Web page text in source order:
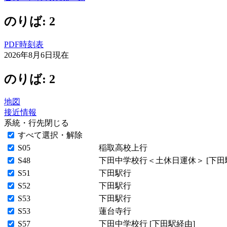
のりば: 2
PDF時刻表
2026年8月6日 現在
のりば: 2
地図
接近情報
系統・行先閉じる
すべて選択・解除
S05
稲取高校上行
S48
下田中学校行＜土休日運休＞ [下
S51
下田駅行
S52
下田駅行
S53
下田駅行
S53
蓮台寺行
S57
下田中学校行 [下田駅経由]